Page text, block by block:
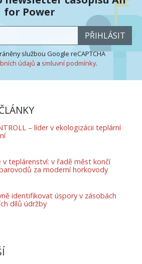
for Power
PŘIHLÁSIT
službou Google reCAPTCHA
údajů a smluvní podmínky.
– líder v ekologizácii teplární
v teplárenství: v řadě měst končí
za moderní horkovody
identifikovat úspory v zásobách
dílů údržby